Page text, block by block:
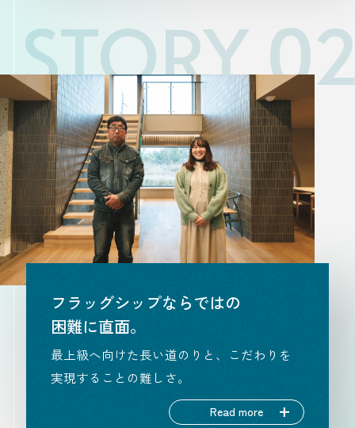
STORY
フラッグシップならではの
困難に直面。
最上級へ向けた長い道のりと、こだわりを
実現することの難しさ。
Read more